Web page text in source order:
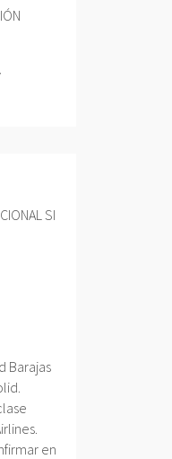
SI
Barajas
en